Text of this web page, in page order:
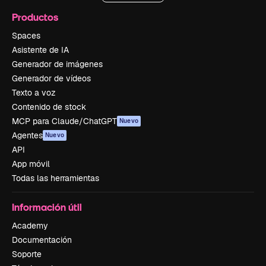
Productos
Spaces
Asistente de IA
Generador de imágenes
Generador de vídeos
Texto a voz
Contenido de stock
MCP para Claude/ChatGPT Nuevo
Agentes Nuevo
API
App móvil
Todas las herramientas
Información útil
Academy
Documentación
Soporte